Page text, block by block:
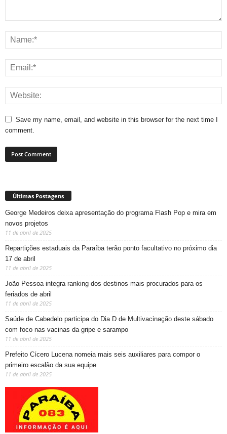
Save my name, email, and website in this browser for the next time I
comment.
Últimas Postagens
George Medeiros deixa apresentação do programa Flash Pop e mira em
novos projetos
11 de abril de 2025
Repartições estaduais da Paraíba terão ponto facultativo no próximo dia
17 de abril
11 de abril de 2025
João Pessoa integra ranking dos destinos mais procurados para os
feriados de abril
11 de abril de 2025
Saúde de Cabedelo participa do Dia D de Multivacinação deste sábado
com foco nas vacinas da gripe e sarampo
11 de abril de 2025
Prefeito Cícero Lucena nomeia mais seis auxiliares para compor o
primeiro escalão da sua equipe
11 de abril de 2025